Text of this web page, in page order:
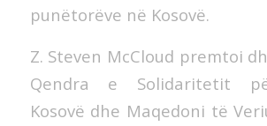
punëtorëve në Kosovë.
Z. Steven McCloud premtoi
Qendra e Solidaritetit
Kosovë dhe Maqedoni të